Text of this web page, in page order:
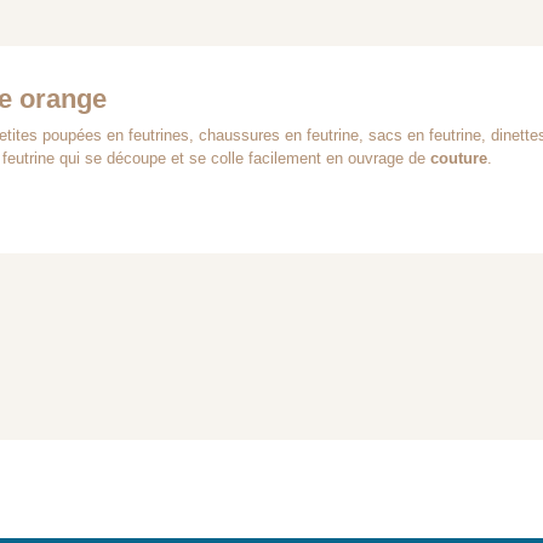
orange
poupées en feutrines, chaussures en feutrine, sacs en feutrine,
qui se découpe et se colle facilement en ouvrage de couture.